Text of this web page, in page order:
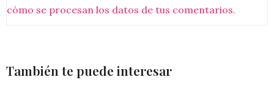
cómo se procesan los datos de tus comentarios.
También te puede interesar